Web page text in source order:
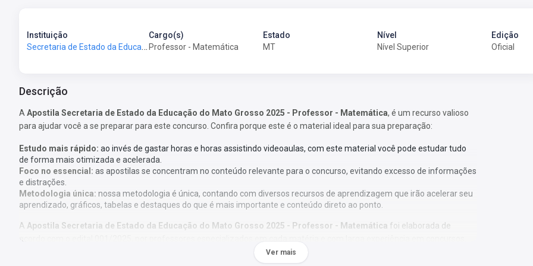
Instituição
Secretaria de Estado da Educação do Mato Grosso - SEDUC-MT
Cargo(s)
Professor - Matemática
Estado
MT
Nível
Nível Superior
Edição
Oficial
Descrição
A Apostila Secretaria de Estado da Educação do Mato Grosso 2025 - Professor - Matemática, é um recurso valioso
para ajudar você a se preparar para este concurso. Confira porque este é o material ideal para sua preparação:
Estudo mais rápido: ao invés de gastar horas e horas assistindo videoaulas, com este material você pode estudar tudo
de forma mais otimizada e acelerada.
Foco no essencial: as apostilas se concentram no conteúdo relevante para o concurso, evitando excesso de informações
e distrações.
Metodologia única: nossa metodologia é única, contando com diversos recursos de aprendizagem que irão acelerar seu
aprendizado, gráficos, tabelas e destaques do que é mais importante e conteúdo direto ao ponto.
A Apostila Secretaria de Estado da Educação do Mato Grosso 2025 - Professor - Matemática foi elaborada de
acordo com o edital 001/2025, por professores especializados em cada matéria e com larga experiência em concursos.
Ver mais